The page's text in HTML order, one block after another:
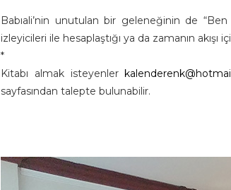
Babıali’nin unutulan bir geleneğinin de
izleyicileri ile hesaplaştığı ya da zamanın
*
Kitabı almak isteyenler
sayfasından talepte bulunabilir.